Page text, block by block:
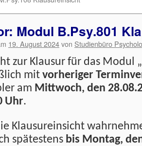
Modul B.Psy.801
19. August 2024von Studienbüro
zur Klausur für das Modul
mit vorheriger
am Mittwoch, den
Uhr.
Klausureinsicht
spätestens bis Montag,